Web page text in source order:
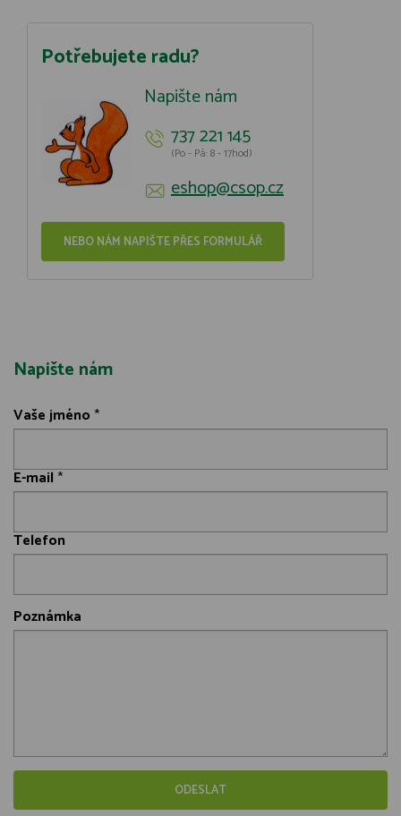
Potřebujete radu?
Napište nám
737 221 145
(Po - Pá: 8 - 17hod)
eshop@csop.cz
NEBO NÁM NAPIŠTE PŘES FORMULÁŘ
Napište nám
Vaše jméno *
E-mail *
Telefon
Poznámka